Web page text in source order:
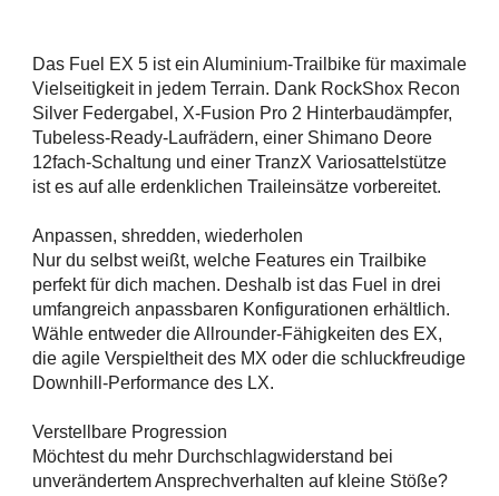
Das Fuel EX 5 ist ein Aluminium-Trailbike für maximale
Vielseitigkeit in jedem Terrain. Dank RockShox Recon
Silver Federgabel, X-Fusion Pro 2 Hinterbaudämpfer,
Tubeless-Ready-Laufrädern, einer Shimano Deore
12fach-Schaltung und einer TranzX Variosattelstütze
ist es auf alle erdenklichen Traileinsätze vorbereitet.
Anpassen, shredden, wiederholen
Nur du selbst weißt, welche Features ein Trailbike
perfekt für dich machen. Deshalb ist das Fuel in drei
umfangreich anpassbaren Konfigurationen erhältlich.
Wähle entweder die Allrounder-Fähigkeiten des EX,
die agile Verspieltheit des MX oder die schluckfreudige
Downhill-Performance des LX.
Verstellbare Progression
Möchtest du mehr Durchschlagwiderstand bei
unverändertem Ansprechverhalten auf kleine Stöße?